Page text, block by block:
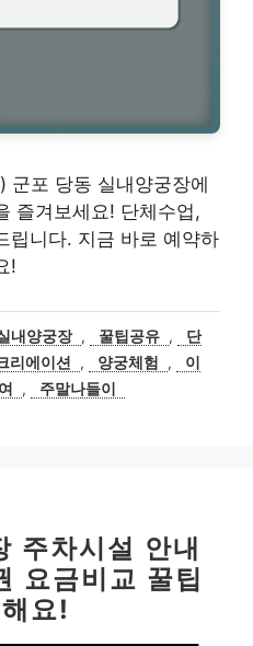
포 당동 실내양궁장에
즐겨보세요! 단체수업,
립니다. 지금 바로 예약하
!
내양궁장 , 꿀팁공유 ,
단
리에이션 , 양궁체험 ,
이
, 주말나들이
주차시설 안내
요금비교 꿀팁
요!